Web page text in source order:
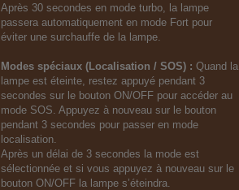
Après 30 secondes en mode turbo, la lampe
passera automatiquement en mode Fort pour
éviter une surchauffe de la lampe.
Modes spéciaux (Localisation / SOS) : Quand la
lampe est éteinte, restez appuyé pendant 3
secondes sur le bouton ON/OFF pour accéder au
mode SOS. Appuyez à nouveau sur le bouton
pendant 3 secondes pour passer en mode
localisation.
Après un délai de 3 secondes la mode est
sélectionnée et si vous appuyez à nouveau sur le
bouton ON/OFF la lampe s’éteindra.